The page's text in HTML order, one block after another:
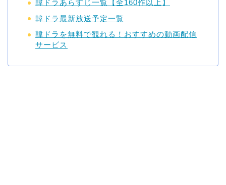
韓ドラあらすじ一覧【全160作以上】
韓ドラ最新放送予定一覧
韓ドラを無料で観れる！おすすめの動画配信
サービス